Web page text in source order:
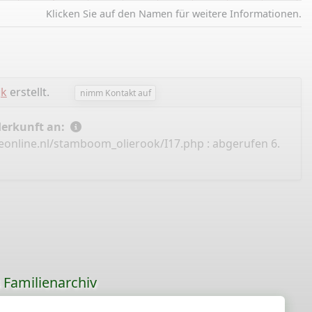
Klicken Sie auf den Namen für weitere Informationen.
erstellt. nimm Kontakt auf
an:
stamboom_olierook/I17.php : abgerufen 6.